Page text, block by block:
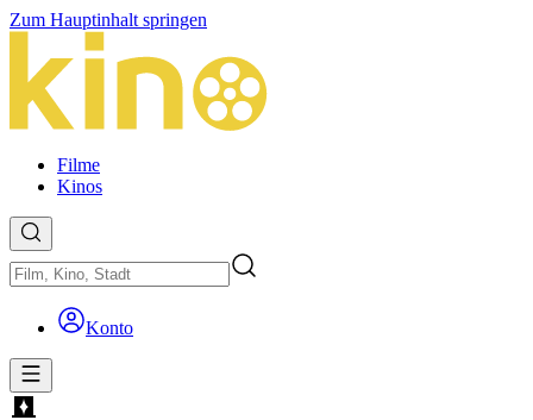
Zum Hauptinhalt springen
Filme
Kinos
Konto